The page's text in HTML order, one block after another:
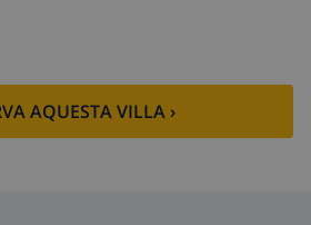
AQUESTA VILLA ›